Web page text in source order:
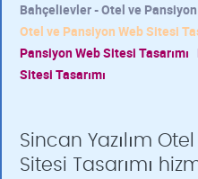
Bahçelievler - Otel ve Pansiyon
Otel ve Pansiyon Web Sitesi
Pansiyon Web Sitesi Tasarımı
Sitesi Tasarımı
Sincan Yazılım
Sitesi Tasarımı